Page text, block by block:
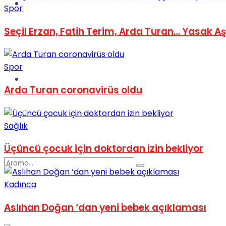
Spor
Spor
Seçil Erzan, Fatih Terim, Arda Turan… Yasak
Spor
Arda Turan coronavirüs oldu
Sağlık
Üçüncü çocuk için doktordan izin bekliyor
Kadınca
Aslıhan Doğan ‘dan yeni bebek açıklaması